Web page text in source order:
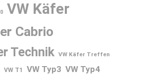
VW Käfer
Cabrio
Technik VW Käfer Treffen
VW T1 VW Typ3 VW Typ4